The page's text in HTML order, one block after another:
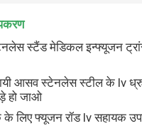
ऑक्सीजन सांद्रक
स्टैंड मेडिकल इन्फ्यूजन
आसव स्टेनलेस स्टील के Iv
हो जाओ
के लिए फ्यूजन रॉड Iv सहायक